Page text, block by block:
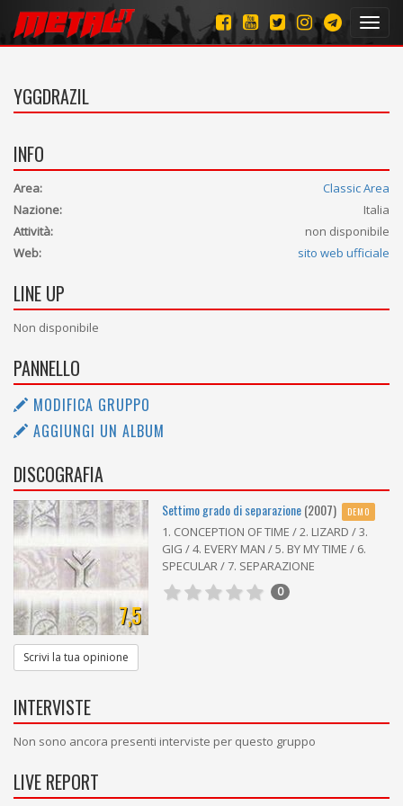
YGGDRAZIL
INFO
Area:
Classic Area
Nazione:
Italia
Attività:
non disponibile
Web:
sito web ufficiale
LINE UP
Non disponibile
PANNELLO
MODIFICA GRUPPO
AGGIUNGI UN ALBUM
DISCOGRAFIA
7,5
Settimo grado di separazione(2007) DEMO
1. CONCEPTION OF TIME / 2. LIZARD / 3.
GIG / 4. EVERY MAN / 5. BY MY TIME / 6.
SPECULAR / 7. SEPARAZIONE
0
Scrivi la tua opinione
INTERVISTE
Non sono ancora presenti interviste per questo gruppo
LIVE REPORT